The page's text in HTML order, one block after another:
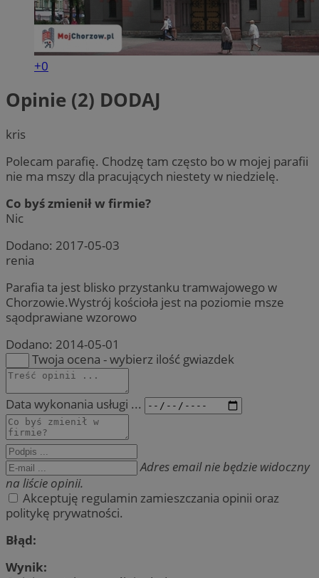
+0
Opinie (2) DODAJ
kris
Polecam parafię. Chodzę tam często bo w mojej parafii
nie ma mszy dla pracujących niestety w niedzielę.
Co byś zmienił w firmie?
Nic
Dodano: 2017-05-03
renia
Parafia ta jest blisko przystanku tramwajowego w
Chorzowie.Wystrój kościoła jest na poziomie msze
sąodprawiane wzorowo
Dodano: 2014-05-01
Twoja ocena - wybierz ilość gwiazdek
Data wykonania usługi ...
Adres email nie będzie widoczny
na liście opinii.
Akceptuję regulamin zamieszczania opinii oraz
politykę prywatności.
Błąd:
Wynik: